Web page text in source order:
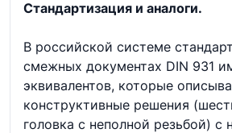
Стандартизация и аналоги.
В российской системе
смежных документах DIN 931
эквивалентов, которые
конструктивные решения
головка с неполной резьбой) с